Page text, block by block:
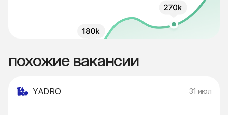
похожие вакансии
YADRO 31 июл